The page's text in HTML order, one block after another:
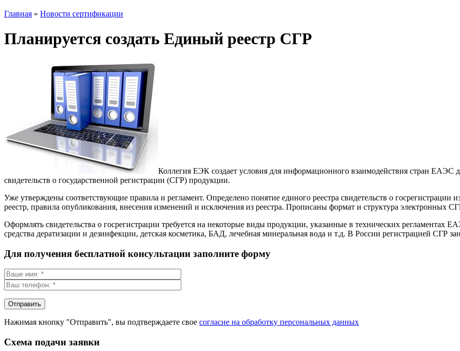
Главная » Новости сертификации
Планируется создать Единый реестр СГР
Коллегия ЕЭК создает условия для информационного взаимодействия стран ЕАЭС
свидетельств о государственной регистрации (СГР) продукции.
Уже утверждены соответствующие правила и регламент. Определено понятие единого реестра свидетельств о
реестр, правила опубликования, внесения изменений и исключения из реестра. Прописаны формат и структура электронных
Оформлять свидетельства о госрегистрации требуется на некоторые виды продукции, указанные в технических
средства дератизации и дезинфекции, детская косметика, БАД, лечебная минеральная вода и т.д. В России регистрацией СГР
Для получения бесплатной консультации заполните форму
Нажимая кнопку "Отправить", вы подтверждаете свое согласие на обработку персональных данных
Схема подачи заявки